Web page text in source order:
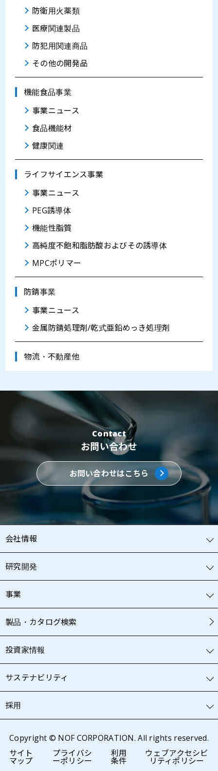
防衛用火薬類
医療関連製品
防犯用関連商品
その他の開発品
機能食品事業
事業ニュース
食品機能材
健康関連
ライフサイエンス事業
事業ニュース
PEG誘導体
機能性脂質
高純度不飽和脂肪酸およびその誘導体
MPCポリマー
防錆事業
事業ニュース
金属防錆処理剤/乾式亜鉛めっき処理剤
物流・不動産他
Contact
お問い合わせ
お問い合わせはこちら
会社情報
研究開発
事業
製品・カタログ検索
投資家情報
サステナビリティ
採用
Copyright © NOF CORPORATION. All rights reserved.
サイト
マップ
プライバシ
ーポリシー
利用
条件
ウェブアクセシビ
リティポリシー